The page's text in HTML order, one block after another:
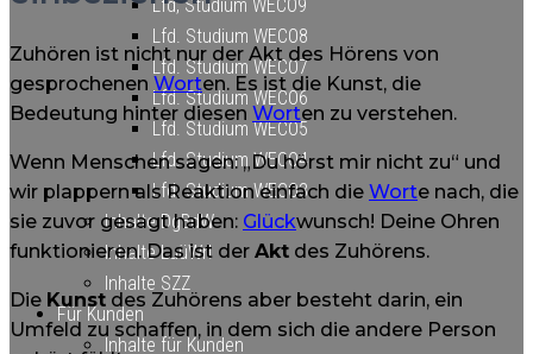
Lfd, Studium WECO9
Lfd. Studium WECO8
Lfd. Studium WECO7
Lfd. Studium WECO6
Lfd. Studium WECO5
Lfd. Studium WECO4
Lfd. Studium WECO3
Inhalte DgBdW
Inhalte LuüWr!
Inhalte SZZ
Für Kunden
Inhalte für Kunden
Zuhören ist nicht nur der Akt des Hörens von
gesprochenen Worten. Es ist die Kunst, die
Bedeutung hinter diesen Worten zu verstehen.
Wenn Menschen sagen: „Du hörst mir nicht zu“ und
wir plappern als Reaktion einfach die Worte nach, die
sie zuvor gesagt haben: Glückwunsch! Deine Ohren
funktionieren. Das ist der Akt des Zuhörens.
Die Kunst des Zuhörens aber besteht darin, ein
Umfeld zu schaffen, in dem sich die andere Person